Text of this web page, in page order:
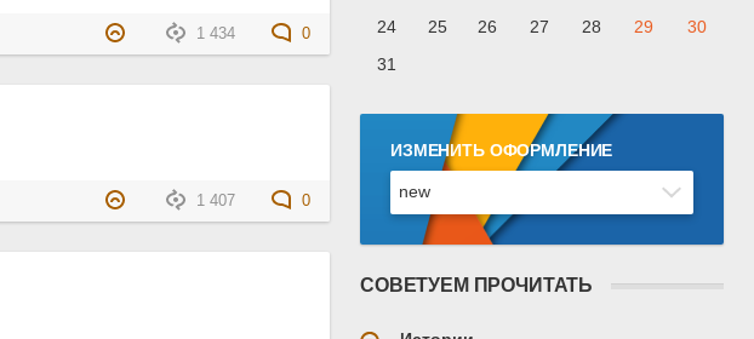
1 434 0
1 407 0
24
25 26 27 28 29
30
31
ИЗМЕНИТЬ ОФОРМЛЕНИЕ
СОВЕТУЕМ ПРОЧИТАТЬ